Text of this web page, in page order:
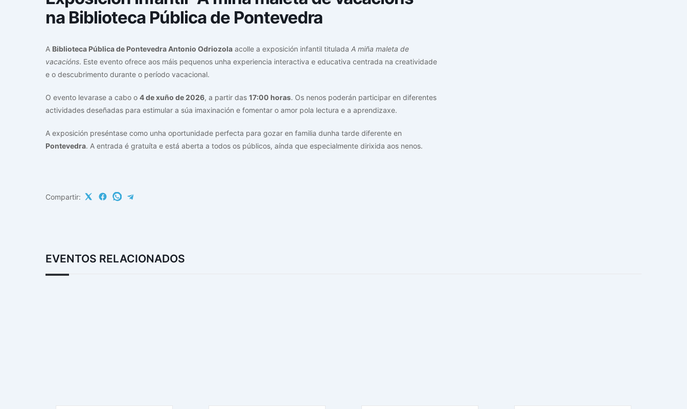
na Biblioteca Pública de Pontevedra
A Biblioteca Pública de Pontevedra Antonio Odriozola acolle a exposición infantil titulada A miña maleta de
vacacións. Este evento ofrece aos máis pequenos unha experiencia interactiva e educativa centrada na creatividade
e o descubrimento durante o período vacacional.
O evento levarase a cabo o 4 de xuño de 2026, a partir das 17:00 horas. Os nenos poderán participar en diferentes
actividades deseñadas para estimular a súa imaxinación e fomentar o amor pola lectura e a aprendizaxe.
A exposición preséntase como unha oportunidade perfecta para gozar en familia dunha tarde diferente en
Pontevedra. A entrada é gratuíta e está aberta a todos os públicos, aínda que especialmente dirixida aos nenos.
Compartir:
EVENTOS RELACIONADOS